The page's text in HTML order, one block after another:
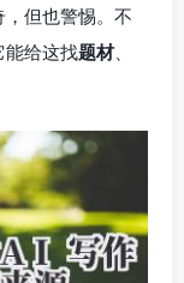
但也警惕。不
能给这找题材、